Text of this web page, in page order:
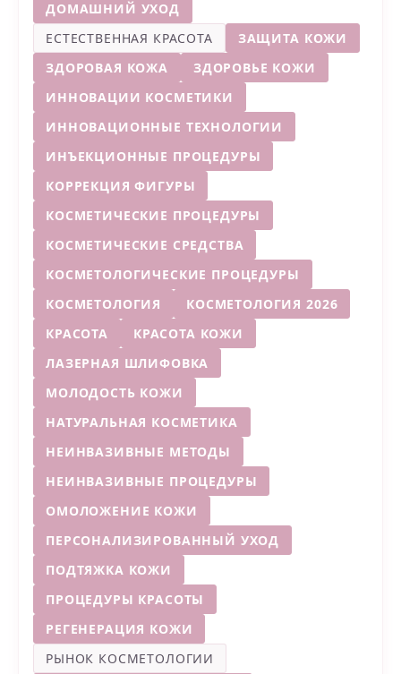
ДОМАШНИЙ УХОД
ЕСТЕСТВЕННАЯ КРАСОТА
ЗАЩИТА КОЖИ
ЗДОРОВАЯ КОЖА
ЗДОРОВЬЕ КОЖИ
ИННОВАЦИИ КОСМЕТИКИ
ИННОВАЦИОННЫЕ ТЕХНОЛОГИИ
ИНЪЕКЦИОННЫЕ ПРОЦЕДУРЫ
КОРРЕКЦИЯ ФИГУРЫ
КОСМЕТИЧЕСКИЕ ПРОЦЕДУРЫ
КОСМЕТИЧЕСКИЕ СРЕДСТВА
КОСМЕТОЛОГИЧЕСКИЕ ПРОЦЕДУРЫ
КОСМЕТОЛОГИЯ
КОСМЕТОЛОГИЯ 2026
КРАСОТА
КРАСОТА КОЖИ
ЛАЗЕРНАЯ ШЛИФОВКА
МОЛОДОСТЬ КОЖИ
НАТУРАЛЬНАЯ КОСМЕТИКА
НЕИНВАЗИВНЫЕ МЕТОДЫ
НЕИНВАЗИВНЫЕ ПРОЦЕДУРЫ
ОМОЛОЖЕНИЕ КОЖИ
ПЕРСОНАЛИЗИРОВАННЫЙ УХОД
ПОДТЯЖКА КОЖИ
ПРОЦЕДУРЫ КРАСОТЫ
РЕГЕНЕРАЦИЯ КОЖИ
РЫНОК КОСМЕТОЛОГИИ